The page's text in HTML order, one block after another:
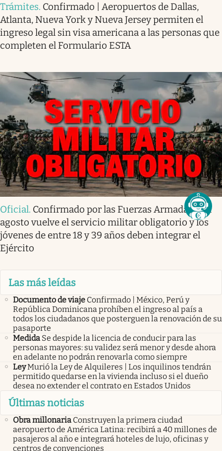
Trámites. Confirmado | Aeropuertos de Dallas,
Atlanta, Nueva York y Nueva Jersey permiten el
ingreso legal sin visa americana a las personas que
completen el Formulario ESTA
Oficial. Confirmado por las Fuerzas Armadas | En
agosto vuelve el servicio militar obligatorio y los
jóvenes de entre 18 y 39 años deben integrar el
Ejército
Las más leídas
Documento de viaje Confirmado | México, Perú y
República Dominicana prohíben el ingreso al país a
todos los ciudadanos que posterguen la renovación de su
pasaporte
Medida Se despide la licencia de conducir para las
personas mayores: su validez será menor y desde ahora
en adelante no podrán renovarla como siempre
LeyMurió la Ley de Alquileres | Los inquilinos tendrán
permitido quedarse en la vivienda incluso si el dueño
desea no extender el contrato en Estados Unidos
Últimas noticias
Obra millonaria Construyen la primera ciudad
aeropuerto de América Latina: recibirá a 40 millones de
pasajeros al año e integrará hoteles de lujo, oficinas y
centros de convenciones